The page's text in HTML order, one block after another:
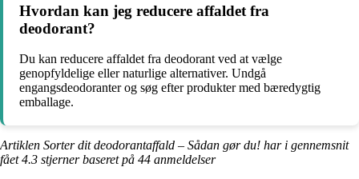
Hvordan kan jeg reducere affaldet fra
deodorant?
Du kan reducere affaldet fra deodorant ved at vælge
genopfyldelige eller naturlige alternativer. Undgå
engangsdeodoranter og søg efter produkter med bæredygtig
emballage.
Artiklen Sorter dit deodorantaffald – Sådan gør du! har i gennemsnit
fået4.3 stjerner baseret på 44 anmeldelser